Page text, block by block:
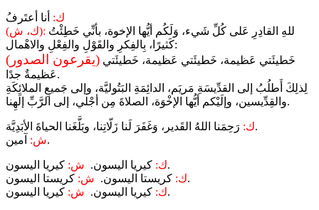
ك: أنا أعتَرفُ
(ك، ش): للهِ القادِرِ عَلى كُلِّ شَيء، وَلَكُم أيُّها الإخوة، بأنِّي خَطِئْتُ
كَثيرًا، بِالفِكرِ والقَوْلِ والفِعْلِ والاهْمال:
(يقرعون الصدور)
عَظيمةٌ جدًا.
لِذلِكَ أَطلُبُ إلى القدِّيسَةِ مَريَم، الدائِمَةِ البَتُوليَّة، وإلى جَميعِ الملائِكَةِ
والقِدِّيسين، وإلَيْكم أيُّها الإخْوَة، الصلاةَ مِن أجْلي، إلى الرَّبِّ إلَهِنا.
ك:رَحِمَنا اللهُ القَدير، وَغَفَرَ لَنا زَلّاتِنا، وبَلَّغَنا الحياةَ الأبَدِيَّة.
ش:آمين.
ك: كيريا اليسون. ش:
كيريا اليسون.
ك: كريستا اليسون. ش:
كريستا اليسون.
ك: كيريا اليسون. ش: كيريا اليسون.